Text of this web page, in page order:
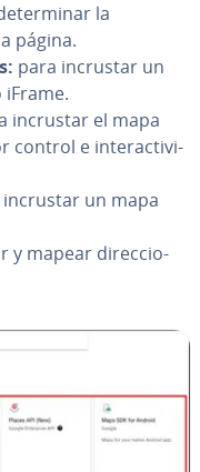
la
página.
para incrustar un
incrustar el mapa
control e in­ter­ac­ti­vi­
un mapa
y mapear di­re­c­cio­